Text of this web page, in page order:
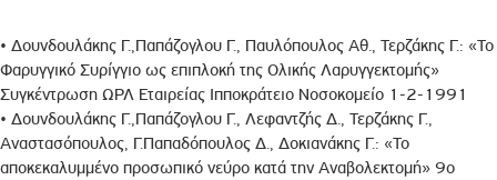
• Δουνδουλάκης Γ.,Παπάζογλου Γ., Παυλόπουλος Αθ., Τερζάκης Γ.: «Το
Φαρυγγικό Συρίγγιο ως επιπλοκή της Ολικής Λαρυγγεκτομής»
Συγκέντρωση ΩΡΛ Εταιρείας Ιπποκράτειο Νοσοκομείο 1-2-1991
• Δουνδουλάκης Γ.,Παπάζογλου Γ., Λεφαντζής Δ., Τερζάκης Γ.,
Αναστασόπουλος, Γ.Παπαδόπουλος Δ., Δοκιανάκης Γ.: «Το
αποκεκαλυμμένο προσωπικό νεύρο κατά την Αναβολεκτομή» 9ο